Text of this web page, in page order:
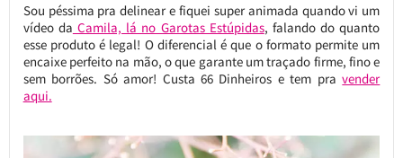
Sou péssima pra delinear e fiquei super animada quando vi um
vídeo da Camila, lá no Garotas Estúpidas, falando do quanto
esse produto é legal! O diferencial é que o formato permite um
encaixe perfeito na mão, o que garante um traçado firme, fino e
sem borrões. Só amor! Custa 66 Dinheiros e tem pravender
aqui.